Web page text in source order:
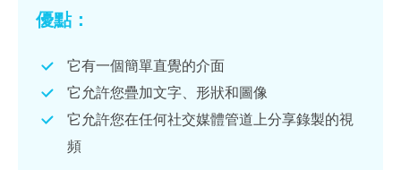
優點：
它有一個簡單直覺的介面
它允許您疊加文字、形狀和圖像
它允許您在任何社交媒體管道上分享錄製的視
頻